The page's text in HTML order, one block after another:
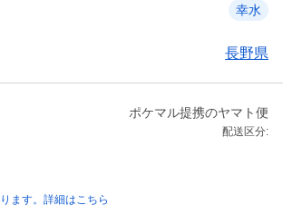
幸水
長野県
ポケマル提携のヤマト便
配送区分:
ます。詳細はこちら